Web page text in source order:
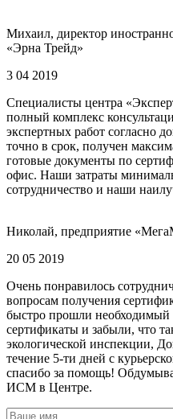
Михаил, директор
«Эрна Трейд»
3 04 2019
Специалисты центра
полный комплекс
экспертных работ согласно
точно в срок, получен
готовые документы по
офис. Наши затраты
сотрудничество и наши
Николай, предприятие
20 05 2019
Очень понравилось
вопросам получения
быстро прошли необходимый
сертификаты и забыли, что
экологической инспекции,
течение 5-ти дней с
спасибо за помощь!
ИСМ в Центре.